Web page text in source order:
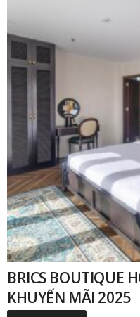
BRICS BOUTIQUE
KHUYẾN MÃI 2025